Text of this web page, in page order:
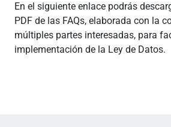
En el siguiente enlace podrás
PDF de las FAQs, elaborada con la
múltiples partes interesadas, para
implementación de la Ley de Datos.